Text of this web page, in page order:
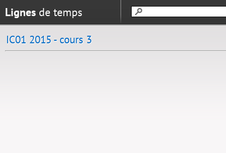
Lignes de temps
IC01 2015 - cours 3